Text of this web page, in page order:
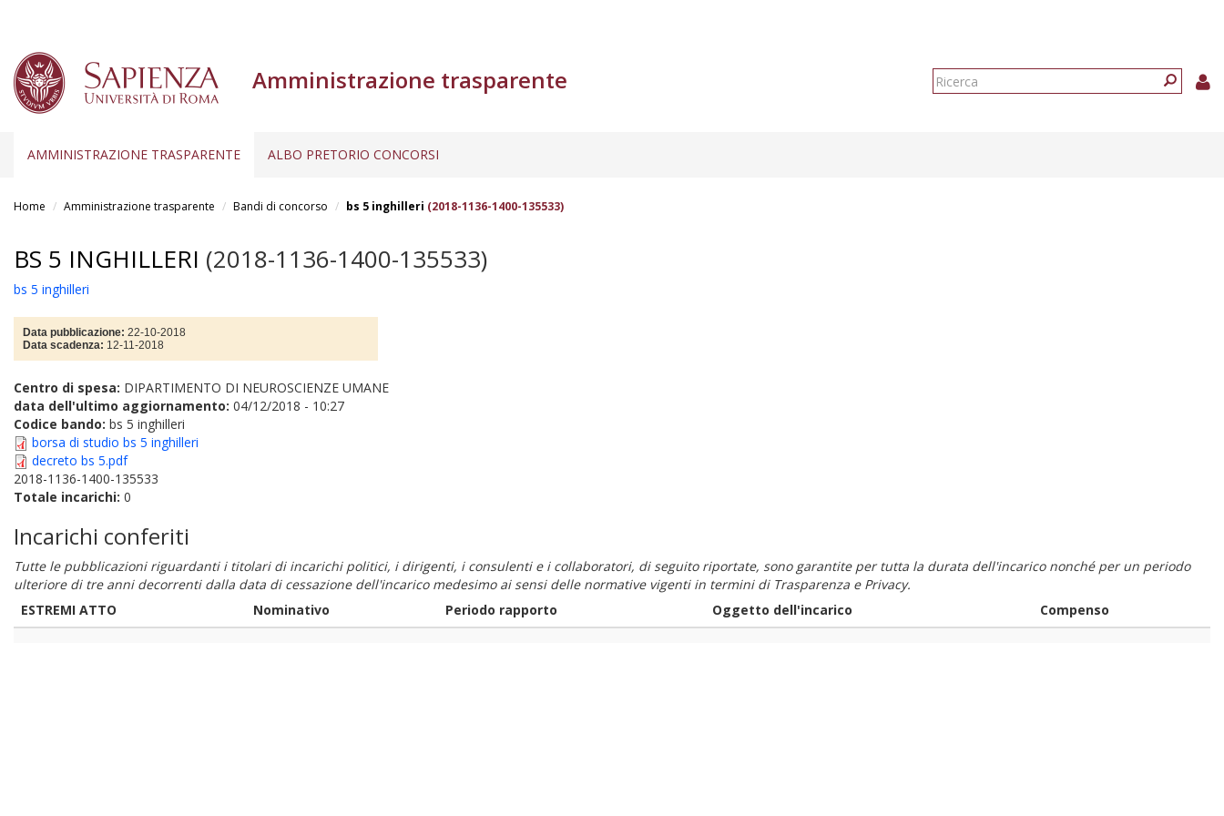
Amministrazione trasparente
Form
AMMINISTRAZIONE TRASPARENTE ALBO PRETORIO CONCORSI
Home Amministrazione trasparente Bandi di concorso bs 5 inghilleri (2018-1136-1400-135533)
BS 5 INGHILLERI (2018-1136-1400-135533)
bs 5 inghilleri
Data pubblicazione: 22-10-2018
Data scadenza: 12-11-2018
Centro di spesa: DIPARTIMENTO DI NEUROSCIENZE UMANE
data dell'ultimo aggiornamento: 04/12/2018 - 10:27
Codice bando: bs 5 inghilleri
borsa di studio bs 5 inghilleri
decreto bs 5.pdf
2018-1136-1400-135533
Totale incarichi: 0
Incarichi conferiti
Tutte le pubblicazioni riguardanti i titolari di incarichi politici, i dirigenti, i consulenti e i collaboratori, di seguito riportate, sono garantite per tutta la durata dell'incarico nonché per un periodo
ulteriore di tre anni decorrenti dalla data di cessazione dell'incarico medesimo ai sensi delle normative vigenti in termini di Trasparenza e Privacy.
ESTREMI ATTO
Nominativo Periodo rapporto Oggetto dell'incarico Compenso